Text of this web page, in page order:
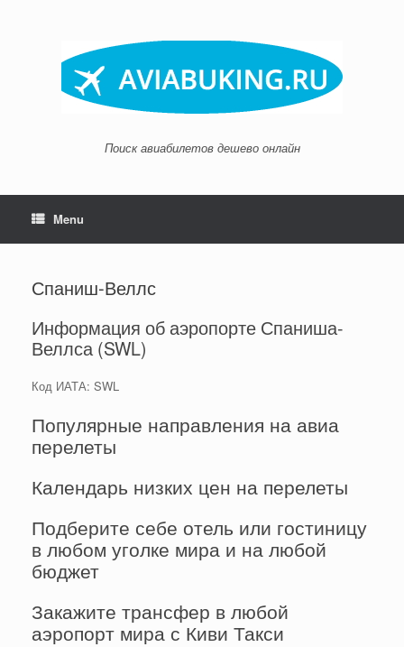
Поиск авиабилетов дешево онлайн
Menu
Спаниш-Веллс
Информация об аэропорте Спаниша-
Веллса (SWL)
Код ИАТА: SWL
Популярные направления на авиа
перелеты
Календарь низких цен на перелеты
Подберите себе отель или гостиницу
в любом уголке мира и на любой
бюджет
Закажите трансфер в любой
аэропорт мира с Киви Такси